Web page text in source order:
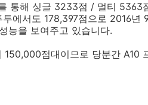
통해 싱글 3233점 / 멀티 5363
에서도 178,397점으로 2016년
능을 보여주고 있습니다.
점대이므로 당분간 A10